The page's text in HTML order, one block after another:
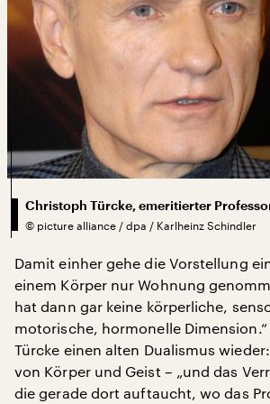
Christoph Türcke, emeritierter
© picture alliance / dpa / Karlheinz Schindler
Damit einher gehe die Vorstellung
einem Körper nur Wohnung
hat dann gar keine körperliche,
motorische, hormonelle
Türcke einen alten Dualismus
von Körper und Geist – „und das
die gerade dort auftaucht, wo das